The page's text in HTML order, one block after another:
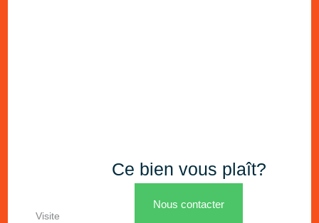
Visite
Ce bien vous plaît?
Nous contacter